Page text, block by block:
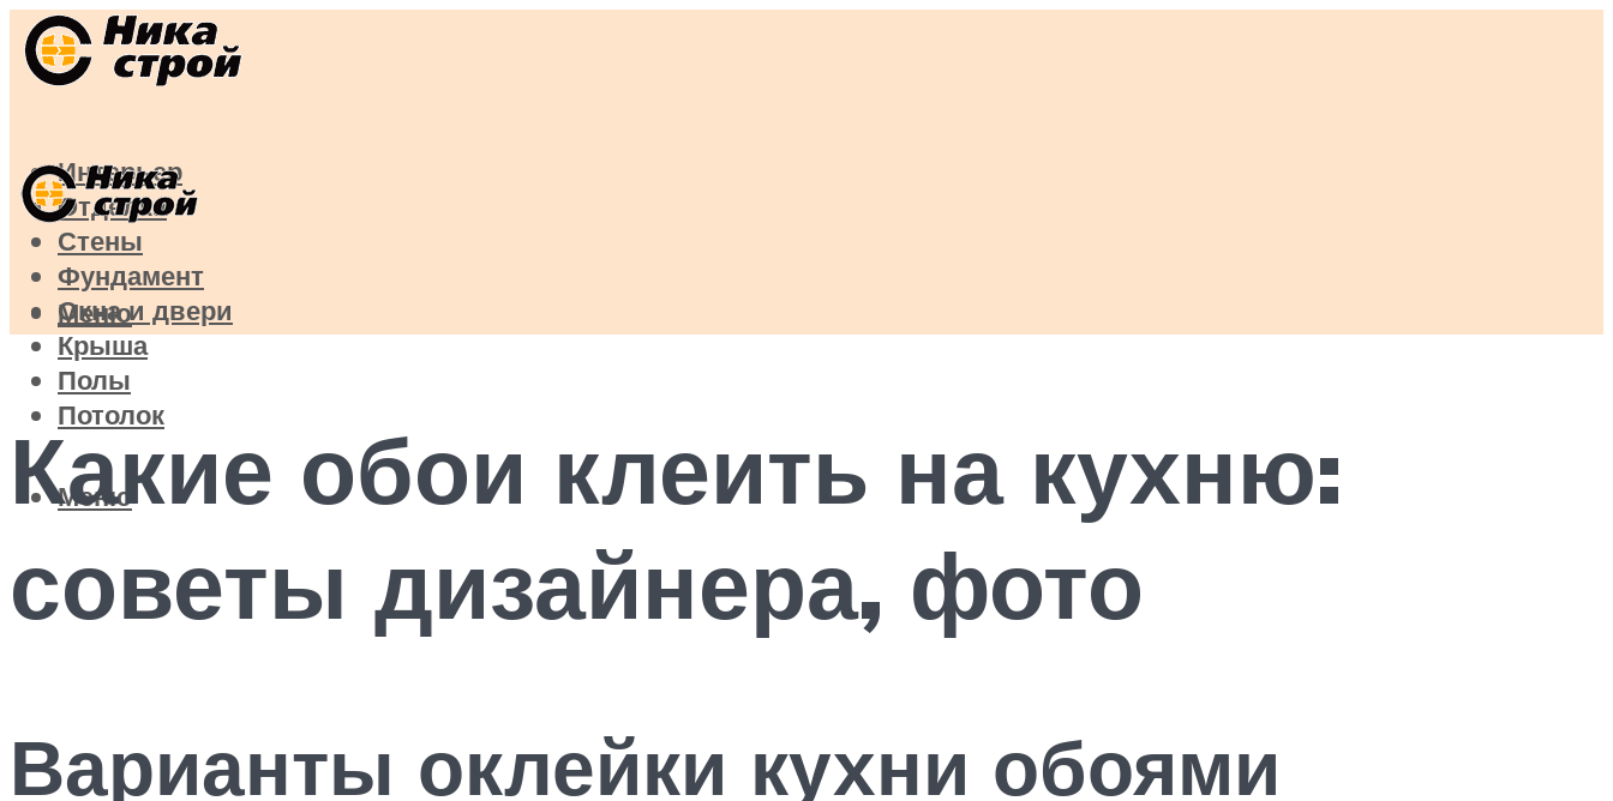
Интерьер
Отделка
Стены
Фундамент
Окна и двери
Крыша
Полы
Потолок
Меню
Меню
Какие обои клеить на кухню:
советы дизайнера, фото
Варианты оклейки кухни обоями